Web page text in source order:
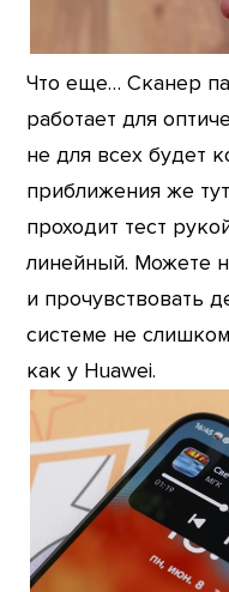
Что еще… Сканер
работает для
не для всех будет
приближения же
проходит тест
линейный. Можете
и прочувствовать
системе не
как у Huawei.